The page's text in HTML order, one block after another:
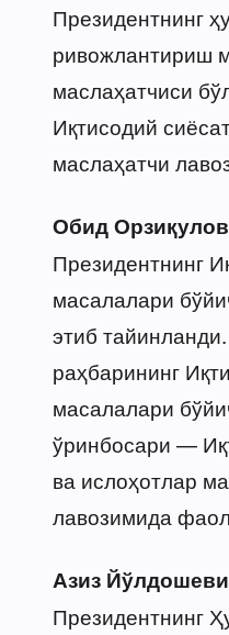
Президентнинг
ривожлантириш
маслаҳатчиси
Иқтисодий
маслаҳатчи
Обид
Президентнинг
масалалари
этиб
раҳбарининг
масалалари
ўринбосари —
ва ислоҳотлар
лавозимида
Азиз
Президентнинг